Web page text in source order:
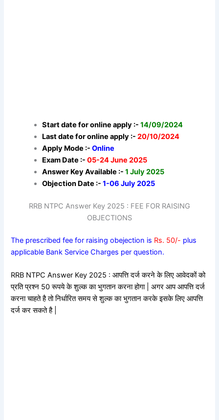
Start date for online apply :-14/09/2024
Last date for online apply :-20/10/2024
Apply Mode :-Online
Exam Date :- 05-24 June 2025
Answer Key Available :- 1 July 2025
Objection Date :- 1-06 July 2025
RRB NTPC Answer Key 2025 : FEE FOR RAISING
OBJECTIONS
The prescribed fee for raising obejection is Rs. 50/- plus
applicable Bank Service Charges per question.
RRB NTPC Answer Key 2025 : आपत्ति दर्ज करने के लिए आवेदकों को
प्रति प्रश्न 50 रूपये के शुल्क का भुगतान करना होगा | अगर आप आपत्ति दर्ज
करना चाहते है तो निर्धारित समय से शुल्क का भुगतान करके इसके लिए आपत्ति
दर्ज कर सकते है |